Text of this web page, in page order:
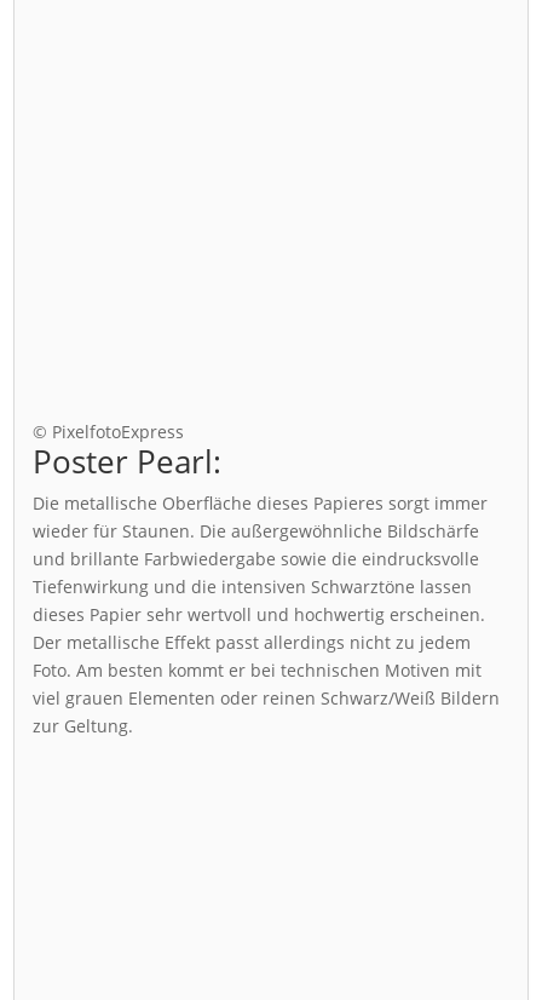
© PixelfotoExpress
Poster Pearl:
Die metallische Oberfläche dieses Papieres sorgt immer
wieder für Staunen. Die außergewöhnliche Bildschärfe
und brillante Farbwiedergabe sowie die eindrucksvolle
Tiefenwirkung und die intensiven Schwarztöne lassen
dieses Papier sehr wertvoll und hochwertig erscheinen.
Der metallische Effekt passt allerdings nicht zu jedem
Foto. Am besten kommt er bei technischen Motiven mit
viel grauen Elementen oder reinen Schwarz/Weiß Bildern
zur Geltung.